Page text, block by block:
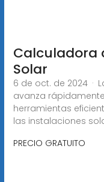
Calculadora
Solar
6 de oct. de 2024 ·
avanza
herramientas
las instalaciones
PRECIO GRATUITO